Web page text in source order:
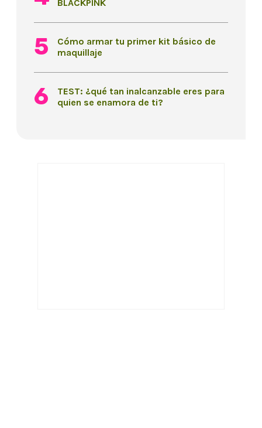
BLACKPINK
Cómo armar tu primer kit básico de
maquillaje
TEST: ¿qué tan inalcanzable eres para
quien se enamora de ti?